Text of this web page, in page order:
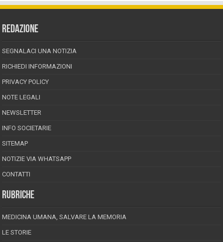
REDAZIONE
SEGNALACI UNA NOTIZIA
RICHIEDI INFORMAZIONI
PRIVACY POLICY
NOTE LEGALI
NEWSLETTER
INFO SOCIETARIE
SITEMAP
NOTIZIE VIA WHATSAPP
CONTATTI
RUBRICHE
MEDICINA UMANA, SALVARE LA MEMORIA
LE STORIE